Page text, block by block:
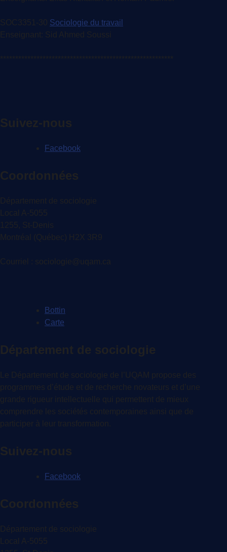
SOC3351-30 Sociologie du travail
Enseignant: Sid Ahmed Soussi
Suivez-nous
Facebook
Coordonnées
Département de sociologie
Local A-5055
1255, St-Denis
Montréal (Québec) H2X 3R9
Courriel : sociologie@uqam.ca
Bottin
Carte
Département de sociologie
Le Département de sociologie de l’UQAM propose des
programmes d’étude et de recherche novateurs et d’une
grande rigueur intellectuelle qui permettent de mieux
comprendre les sociétés contemporaines ainsi que de
participer à leur transformation.
Suivez-nous
Facebook
Coordonnées
Département de sociologie
Local A-5055